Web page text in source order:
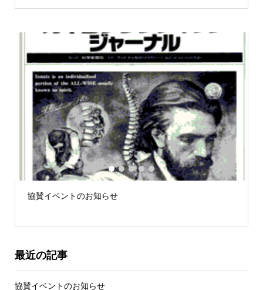
徒手療法の世界に身を置いて 第53回「できてますか、
1 2 3 4 5
最近の記事
協賛イベントのお知らせ